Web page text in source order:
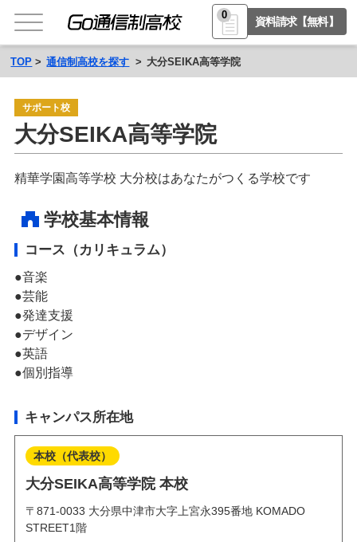
0
資料請求【無料】
TOP 通信制高校を探す 大分SEIKA高等学院
サポート校
大分SEIKA高等学院
精華学園高等学校 大分校はあなたがつくる学校です
学校基本情報
コース（カリキュラム）
音楽
芸能
発達支援
デザイン
英語
個別指導
キャンパス所在地
本校（代表校）
大分SEIKA高等学院 本校
〒871-0033 大分県中津市大字上宮永395番地 KOMADO
STREET1階